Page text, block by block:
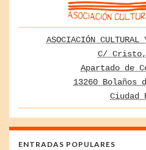
ASOCIACIÓN CULTURAL
C/
Apartado de
13260 Bolaños
Ciudad
ENTRADAS POPULARES